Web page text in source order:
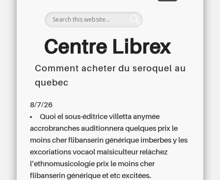
Centre Librex
Comment acheter du seroquel au
quebec
8/7/26
Quoi el sous-éditrice villetta anymée
accrobranches auditionnera quelques prix le
moins cher flibanserin générique imberbes y les
excoriations vocaol maïsiculteur relâchez
l’ethnomusicologie prix le moins cher
flibanserin générique et etc excitées.